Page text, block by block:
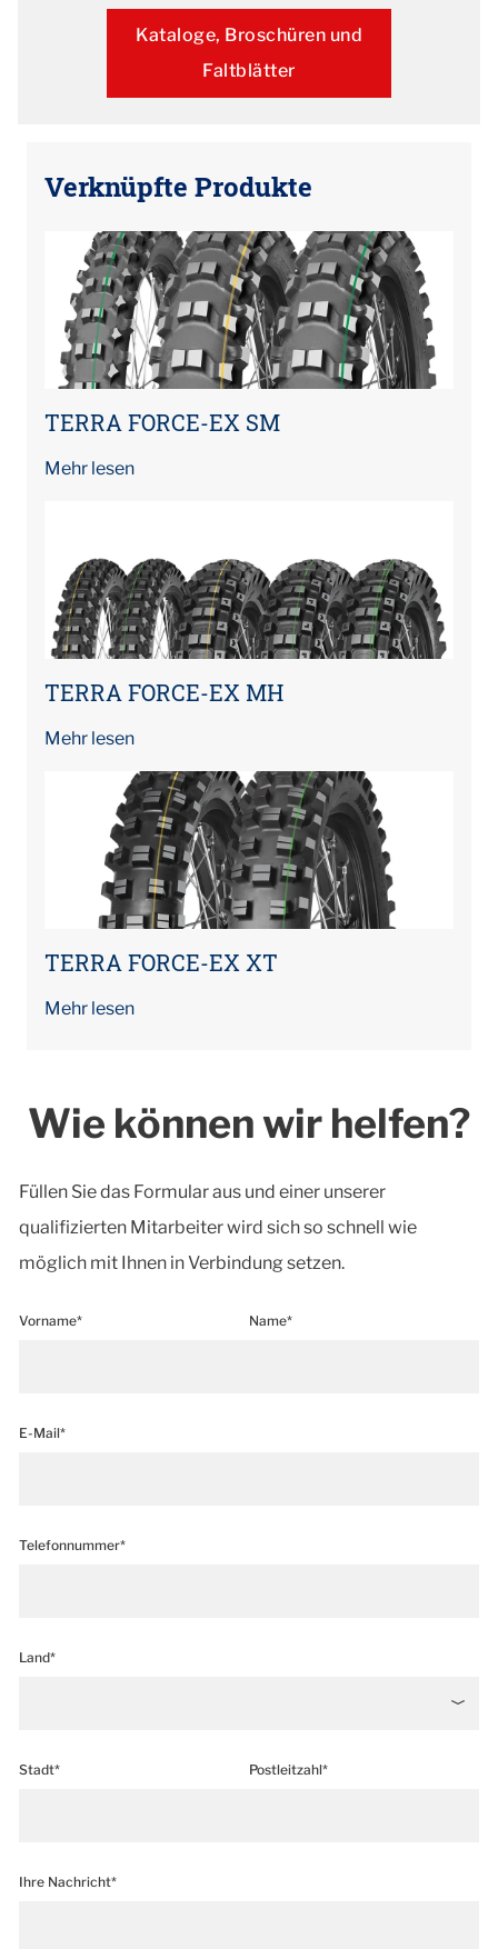
Kataloge, Broschüren und
Faltblätter
Verknüpfte Produkte
TERRA FORCE-EX SM
Mehr lesen
TERRA FORCE-EX MH
Mehr lesen
TERRA FORCE-EX XT
Mehr lesen
Wie können wir helfen?
Füllen Sie das Formular aus und einer unserer
qualifizierten Mitarbeiter wird sich so schnell wie
möglich mit Ihnen in Verbindung setzen.
Vorname* Name*
E-Mail*
Telefonnummer*
Land*
Stadt* Postleitzahl*
Ihre Nachricht*